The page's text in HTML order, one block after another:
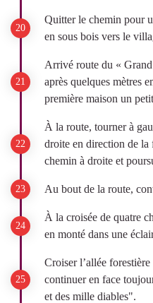
Quitter le chemin pour
en sous bois vers le
Arrivé route du «
après quelques mètres
première maison un
À la route, tourner à
droite en direction de la
chemin à droite et
Au bout de la route,
À la croisée de quatre
en monté dans une
Croiser l’allée
continuer en face
et des mille diables".